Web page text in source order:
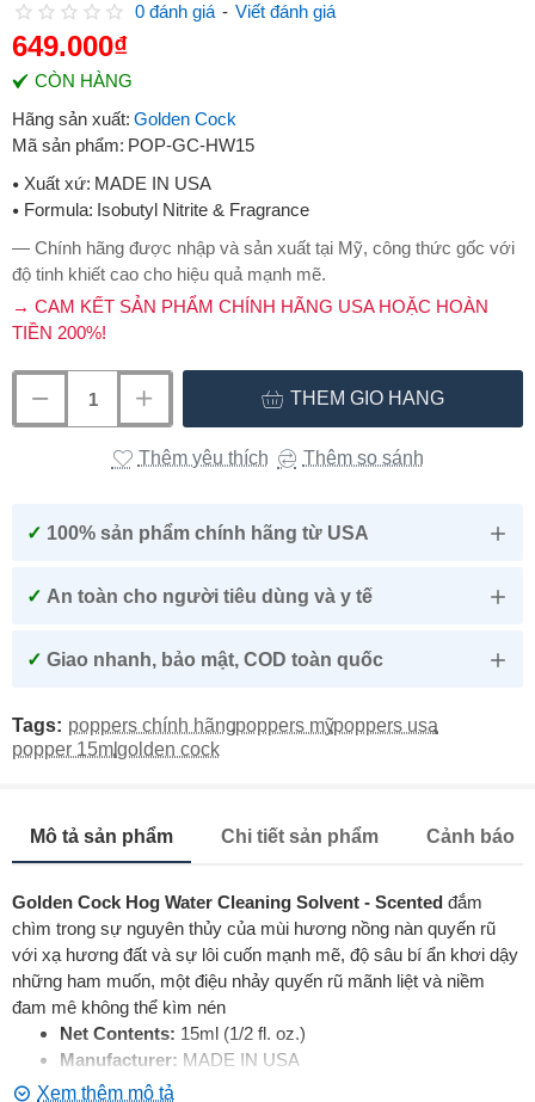
CÒN HÀNG
Hãng sản xuất: Golden Cock
Mã sản phẩm: POP-GC-HW15
Xuất xứ: MADE IN USA
Formula: Isobutyl Nitrite & Fragrance
0 đánh giá - Viết đánh giá
649.000₫
THÊM GIỎ HÀNG
Thêm yêu thích Thêm so sánh
— Chính hãng được nhập và sản xuất tại Mỹ, công thức gốc với
độ tinh khiết cao cho hiệu quả mạnh mẽ.
→ CAM KẾT SẢN PHẨM CHÍNH HÃNG USA HOẶC HOÀN
TIỀN 200%!
✓ 100% sản phẩm chính hãng từ USA
✓ An toàn cho người tiêu dùng và y tế
✓ Giao nhanh, bảo mật, COD toàn quốc
Tags: poppers chính hãng,poppers mỹ
,poppers usa,
popper 15ml
,golden cock
Mô tả sản phẩm Chi tiết sản phẩm Cảnh báo
Golden Cock Hog Water Cleaning Solvent - Scented đắm
chìm trong sự nguyên thủy của mùi hương nồng nàn quyến rũ
với xạ hương đất và sự lôi cuốn mạnh mẽ, độ sâu bí ẩn khơi dậy
những ham muốn, một điệu nhảy quyến rũ mãnh liệt và niềm
đam mê không thể kìm nén
Net Contents: 15ml (1/2 fl. oz.)
Manufacturer: MADE IN USA
Formula:Isobutyl & Fragrance